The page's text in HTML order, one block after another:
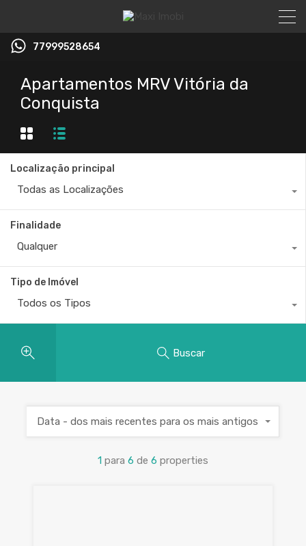
77999528654
Apartamentos MRV Vitória da
Conquista
Localização principal
Todas as Localizações
Finalidade
Qualquer
Tipo de Imóvel
Todos os Tipos
Buscar
1 para 6 de 6 properties
Data - dos mais recentes para os mais antigos